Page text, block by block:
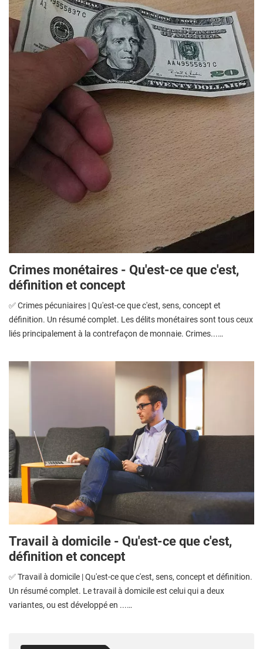
Crimes monétaires - Qu'est-ce que c'est,
définition et concept
✅ Crimes pécuniaires | Qu'est-ce que c'est, sens, concept et
définition. Un résumé complet. Les délits monétaires sont tous ceux
liés principalement à la contrefaçon de monnaie. Crimes...…
Travail à domicile - Qu'est-ce que c'est,
définition et concept
✅ Travail à domicile | Qu'est-ce que c'est, sens, concept et définition.
Un résumé complet. Le travail à domicile est celui qui a deux
variantes, ou est développé en ...…